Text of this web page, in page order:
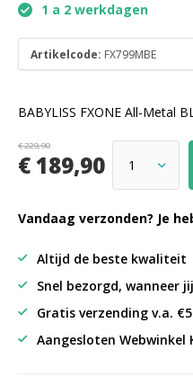
1 a 2 werkdagen
Artikelcode: FX799MBE
BABYLISS FXONE All-Metal
€ 229,90
€ 189,90
Vandaag verzonden? Je
Altijd de beste kwaliteit
Snel bezorgd, wanneer
Gratis verzending v.a.
Aangesloten Webwinkel